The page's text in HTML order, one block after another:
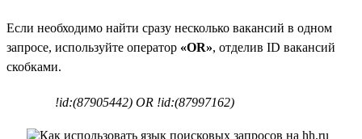
Если необходимо найти сразу несколько вакансий в одном
запросе, используйте оператор «OR», отделив ID вакансий
скобками.
!id:(87905442) OR !id:(87997162)